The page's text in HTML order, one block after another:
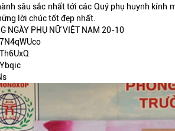
sâu sắc nhất tới các Quý phụ huynh kính
lời chúc tốt đẹp nhất.
NGÀY PHỤ NỮ VIỆT NAM 20-10